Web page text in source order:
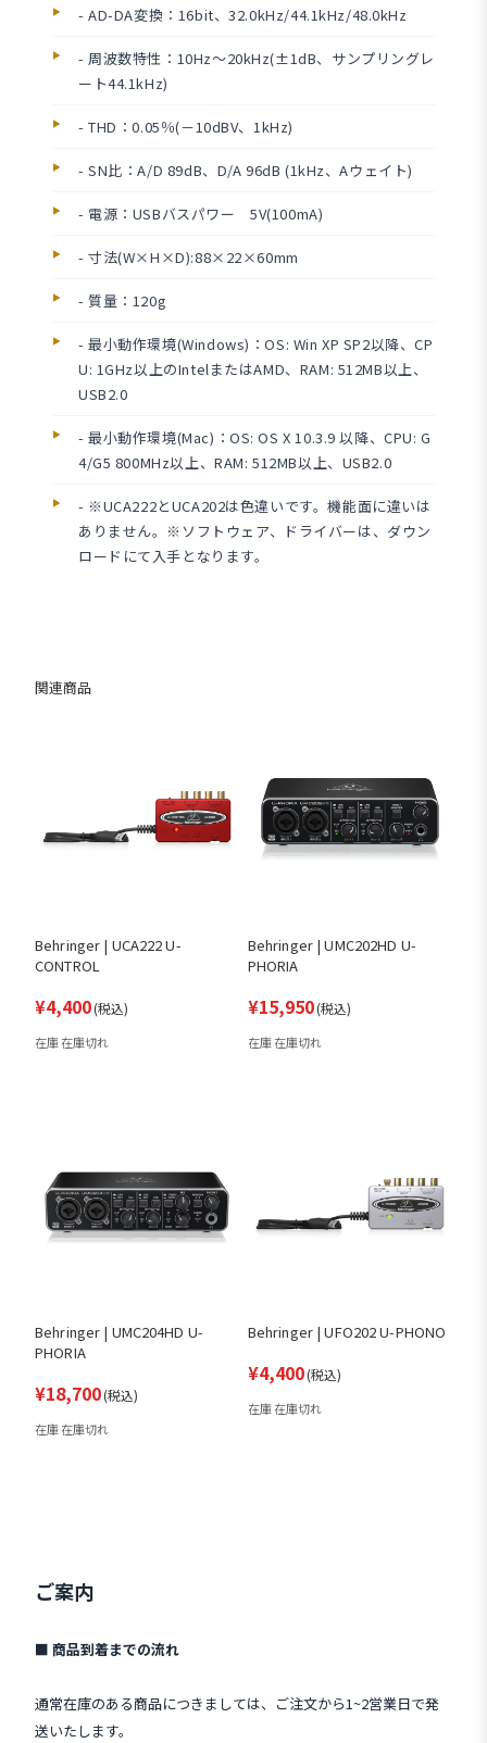
- AD-DA変換：16bit、32.0kHz/44.1kHz/48.0kHz
- 周波数特性：10Hz～20kHz(±1dB、サンプリングレ
ート44.1kHz)
- THD：0.05％(－10dBV、1kHz)
- SN比：A/D 89dB、D/A 96dB (1kHz、Aウェイト)
- 電源：USBバスパワー 5V(100mA)
- 寸法(W×H×D):88×22×60mm
- 質量：120g
- 最小動作環境(Windows)：OS: Win XP SP2以降、CP
U: 1GHz以上のIntelまたはAMD、RAM: 512MB以上、
USB2.0
- 最小動作環境(Mac)：OS: OS X 10.3.9 以降、CPU: G
4/G5 800MHz以上、RAM: 512MB以上、USB2.0
- ※UCA222とUCA202は色違いです。機能面に違いは
ありません。※ソフトウェア、ドライバーは、ダウン
ロードにて入手となります。
関連商品
Behringer | UCA222 U-
CONTROL
¥4,400(税込)
在庫 在庫切れ
Behringer | UMC202HD U-
PHORIA
¥15,950(税込)
在庫 在庫切れ
Behringer | UMC204HD U-
PHORIA
¥18,700(税込)
在庫 在庫切れ
Behringer | UFO202 U-PHONO
¥4,400(税込)
在庫 在庫切れ
ご案内
■ 商品到着までの流れ
通常在庫のある商品につきましては、ご注文から1~2営業日で発
送いたします。